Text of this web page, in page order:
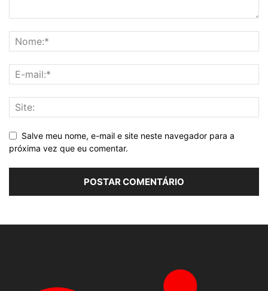
Salve meu nome, e-mail e site neste navegador para a
próxima vez que eu comentar.